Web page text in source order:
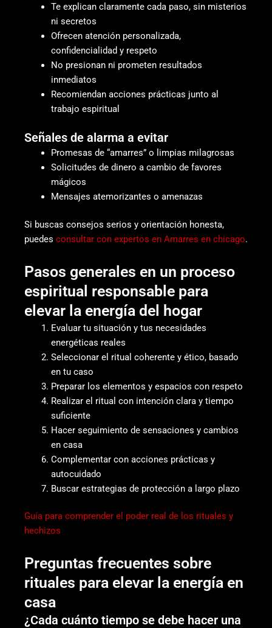
Te explican claramente cada paso, sin misterios
ni secretos
Ofrecen atención personalizada,
confidencialidad y respeto
No presionan ni prometen resultados
inmediatos
Recomiendan acciones prácticas junto al
trabajo espiritual
Señales de alarma a evitar
Promesas de “amarres” o limpias milagrosas
Solicitudes de dinero a cambio de favores
mágicos
Mensajes atemorizantes o amenazas
Si buscas consejos serios y orientación honesta,
puedes consultar con expertos en Amarres en chicago.
Pasos generales en un proceso
espiritual responsable para
elevar la energía del hogar
Evaluar tu situación y tus necesidades
energéticas reales
Seleccionar el ritual coherente y ético, basado
en tu caso
Preparar los elementos y espacios con respeto
Realizar el ritual con intención clara y tiempo
suficiente
Hacer seguimiento de sensaciones y cambios
en casa
Complementar con acciones prácticas y
autocuidado
Buscar estrategias de protección a largo plazo
Guía para comprender el poder real de los rituales y
hechizos
Preguntas frecuentes sobre
rituales para elevar la energía en
casa
¿Cada cuánto tiempo se debe hacer una